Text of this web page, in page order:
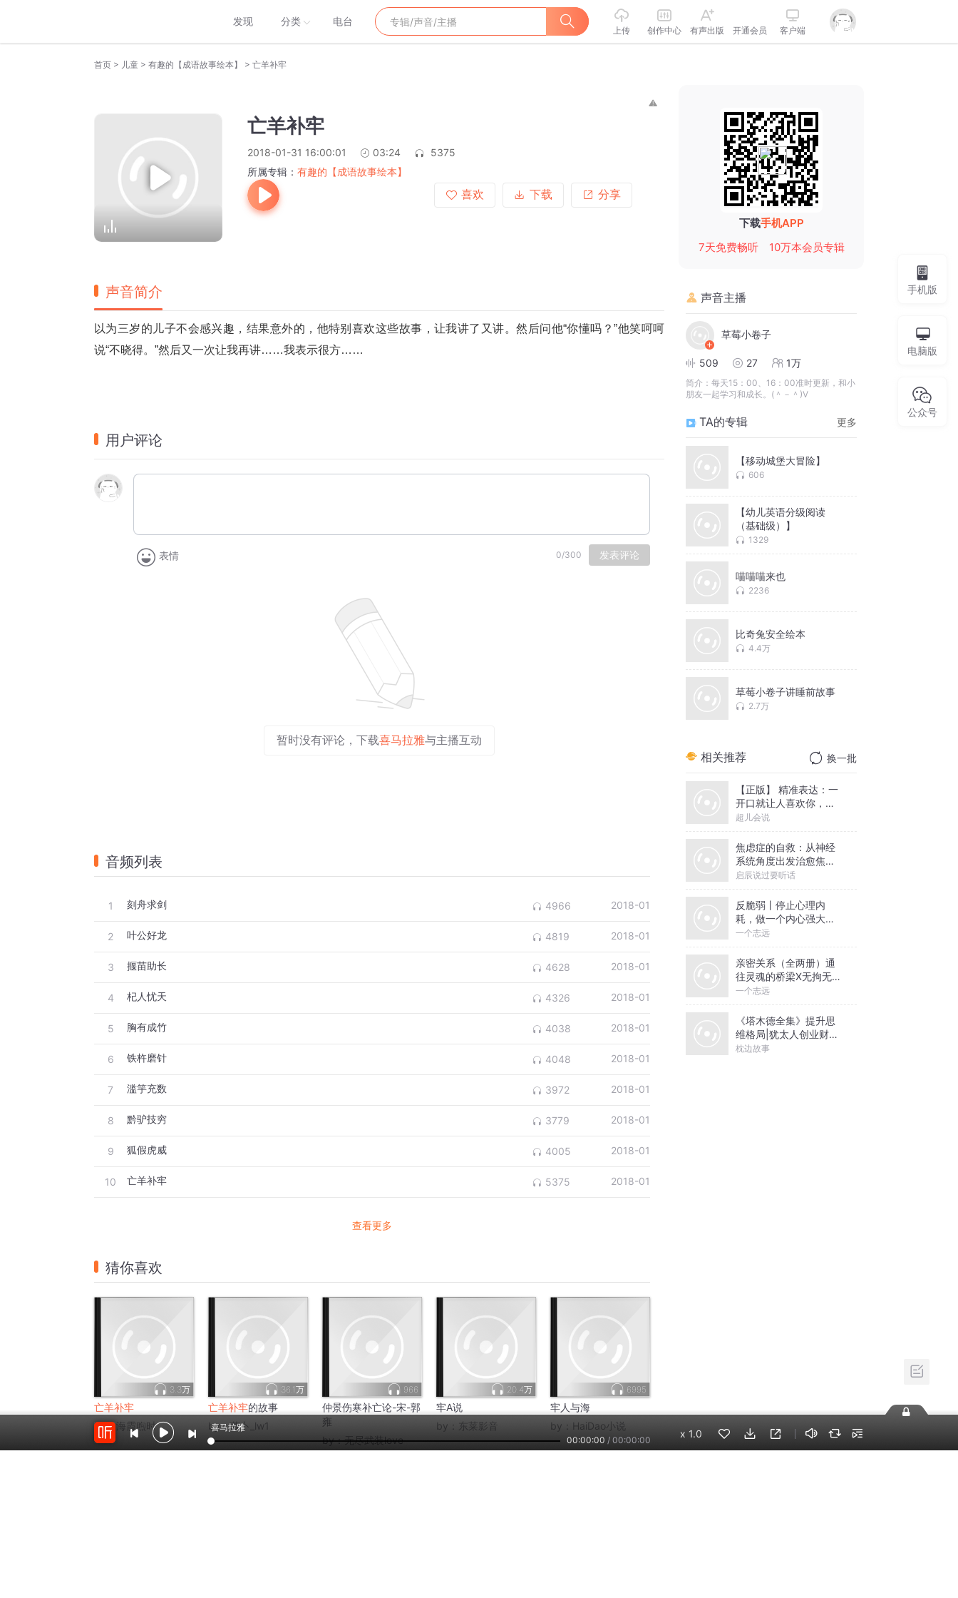
发现 分类 电台
上传 创作中心 有声出版 开通会员 客户端
首页 > 儿童 > 有趣的【成语故事绘本】 > 亡羊补牢
亡羊补牢
2018-01-31 16:00:01 03:24
5375
所属专辑： 有趣的【成语故事绘本】
喜欢
下载 分享
声音简介
以为三岁的儿子不会感兴趣，结果意外的，他特别喜欢这些故事，让我讲了又讲。然后问他“你懂吗？”他笑呵呵
说“不晓得。”然后又一次让我再讲……我表示很方……
用户评论
表情 0/300 发表评论
暂时没有评论，下载喜马拉雅与主播互动
音频列表
1 刻舟求剑 4966 2018-01
2 叶公好龙 4819 2018-01
3 揠苗助长 4628 2018-01
4 杞人忧天 4326 2018-01
5 胸有成竹 4038 2018-01
6 铁杵磨针 4048 2018-01
7 滥竽充数 3972 2018-01
8 黔驴技穷 3779 2018-01
9 狐假虎威 4005 2018-01
10 亡羊补牢 5375 2018-01
查看更多
猜你喜欢
3.3万
亡羊补牢
by：海霞煦时
36.1万
亡羊补牢的故事
by：萝卜_lw1
966
仲景伤寒补亡论-宋-郭
雍
by：无尽武装love
20.4万
牢A说
by： 东莱影音
6995
牢人与海
by： HaiDao小说
下载手机APP
7天免费畅听
10万本会员专辑
声音主播
草莓小卷子
509 27 1万
简介： 每天15：00、16：00准时更新，和小
朋友一起学习和成长。(＾－＾)V
TA的专辑 更多
【移动城堡大冒险】
606
【幼儿英语分级阅读
（基础级）】
1329
喵喵喵来也
2236
比奇兔安全绘本
4.4万
草莓小卷子讲睡前故事
2.7万
相关推荐 换一批
【正版】 精准表达：一
开口就让人喜欢你，情
商沟通必听
超儿会说
焦虑症的自救：从神经
系统角度出发治愈焦虑
症
启辰说过要听话
反脆弱丨停止心理内
耗，做一个内心强大的
人丨一个志远演播
一个志远
亲密关系（全两册）通
往灵魂的桥梁X无拘无束
的关系丨亲密关系心理
一个志远
《塔木德全集》提升思
维格局|犹太人创业财富
圣经
枕边故事
手机版
电脑版
公众号
喜马拉雅
00:00:00 / 00:00:00
x 1.0